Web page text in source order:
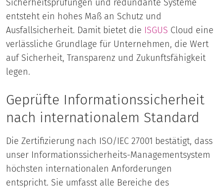
Sicherheitsprüfungen und redundante Systeme
entsteht ein hohes Maß an Schutz und
Ausfallsicherheit. Damit bietet die ISGUS Cloud eine
verlässliche Grundlage für Unternehmen, die Wert
auf Sicherheit, Transparenz und Zukunftsfähigkeit
legen.
Geprüfte Informationssicherheit
nach internationalem Standard
Die Zertifizierung nach ISO/IEC 27001 bestätigt, dass
unser Informationssicherheits-Managementsystem
höchsten internationalen Anforderungen
entspricht. Sie umfasst alle Bereiche des